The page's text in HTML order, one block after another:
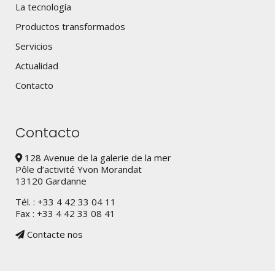
La tecnología
Productos transformados
Servicios
Actualidad
Contacto
Contacto
128 Avenue de la galerie de la mer
Pôle d’activité Yvon Morandat
13120 Gardanne
Tél. : +33 4 42 33 04 11
Fax : +33 4 42 33 08 41
Contacte nos